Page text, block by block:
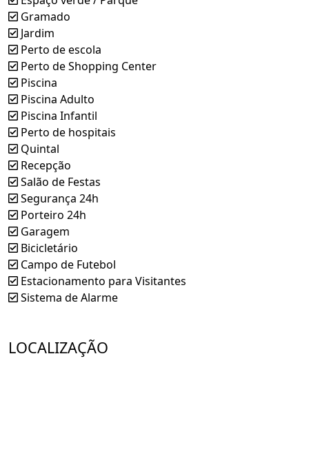
Gramado
Jardim
Perto de escola
Perto de Shopping Center
Piscina
Piscina Adulto
Piscina Infantil
Perto de hospitais
Quintal
Recepção
Salão de Festas
Segurança 24h
Porteiro 24h
Garagem
Bicicletário
Campo de Futebol
Estacionamento para Visitantes
Sistema de Alarme
LOCALIZAÇÃO